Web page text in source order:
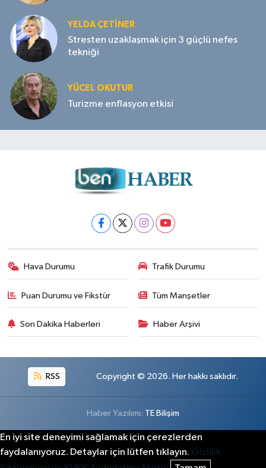
YELDA ÇETİNER
Stresten uzaklaşmak için 3 güçlü nefes
tekniği
YÜCEL OKUTUR
Turizme enflasyon etkisi
Hava Durumu Trafik Durumu
Puan Durumu ve Fikstür Tüm Manşetler
Son Dakika Haberleri Haber Arşivi
RSS Copyright © 2026. Her hakkı saklıdır.
Haber Yazılımı: TE Bilişim
En iyi site deneyimi sağlamak için çerezlerden
faydalanıyoruz. Detaylar için lütfen tıklayın. Gizlilik